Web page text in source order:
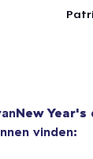
New Year's
vinden: